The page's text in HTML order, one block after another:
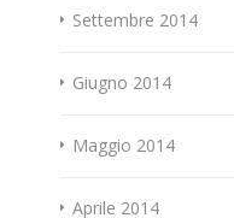
Settembre 2014
Giugno 2014
Maggio 2014
Aprile 2014